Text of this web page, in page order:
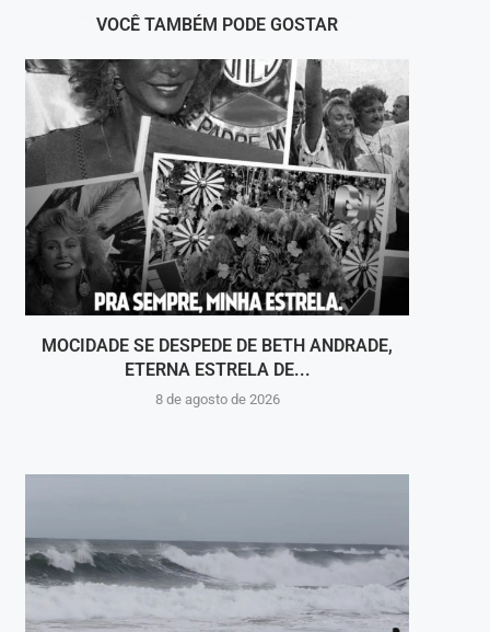
VOCÊ TAMBÉM PODE GOSTAR
MOCIDADE SE DESPEDE DE BETH ANDRADE,
ETERNA ESTRELA DE...
8 de agosto de 2026